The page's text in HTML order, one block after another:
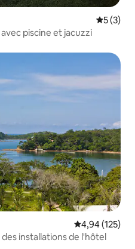
5 (3)
piscine et jacuzzi
Évaluation
4,94 (125)
installations de l'hôtel